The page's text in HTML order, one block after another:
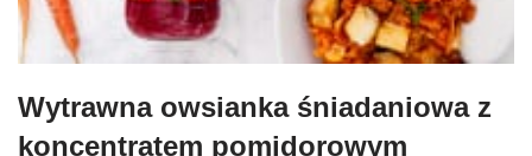
Wytrawna owsianka śniadaniowa z
koncentratem pomidorowym